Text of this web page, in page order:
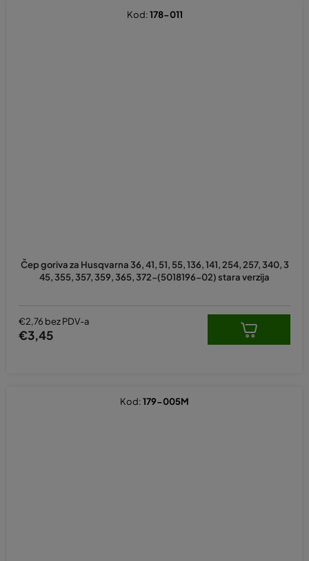
Čep goriva za Husqvarna 36, 41, 51, 55, 136, 141, 254, 257, 340, 3
45, 355, 357, 359, 365, 372-(5018196-02) stara verzija
€2,76 bez PDV-a
€3,45
Kod:178-011
Kod:179-005M